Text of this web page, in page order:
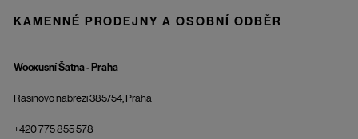
KAMENNÉ PRODEJNY A OSOBNÍ ODBĚR
Wooxusní Šatna - Praha
Rašínovo nábřeží 385/54, Praha
+420 775 855 578